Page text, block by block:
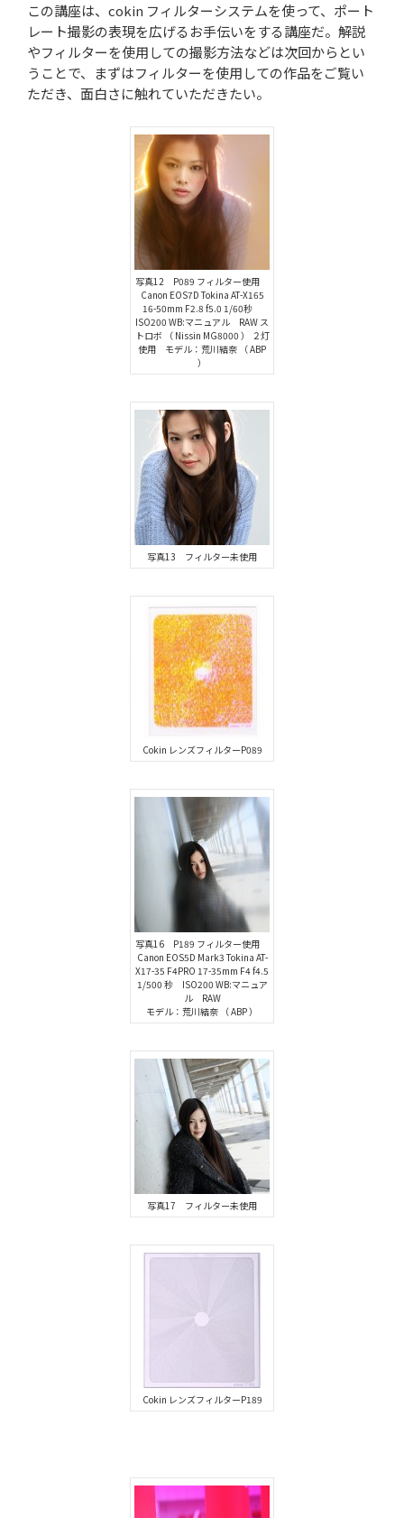
この講座は、cokin フィルターシステムを使って、ポート
レート撮影の表現を広げるお手伝いをする講座だ。解説
やフィルターを使用しての撮影方法などは次回からとい
うことで、まずはフィルターを使用しての作品をご覧い
ただき、面白さに触れていただきたい。
写真12 P089 フィルター使用
Canon EOS7D Tokina AT-X165
16-50mm F2.8 f5.0 1/60秒
ISO200 WB:マニュアル RAW ス
トロボ （ Nissin MG8000 ） ２灯
使用 モデル：荒川結奈 （ ABP
）
写真13 フィルター未使用
Cokin レンズフィルターP089
写真16 P189 フィルター使用
Canon EOS5D Mark3 Tokina AT-
X17-35 F4PRO 17-35mm F4 f4.5
1/500 秒 ISO200 WB:マニュア
ル RAW
モデル：荒川結奈 （ ABP ）
写真17 フィルター未使用
Cokin レンズフィルターP189